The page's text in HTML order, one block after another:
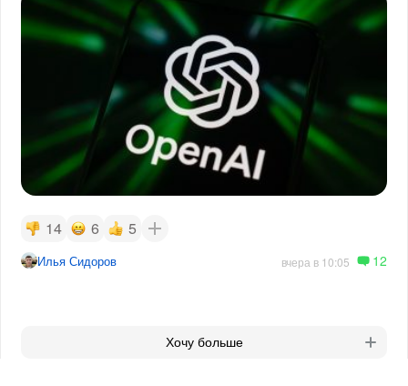
14 6 5
Илья Сидоров вчера в 10:05 12
Хочу больше